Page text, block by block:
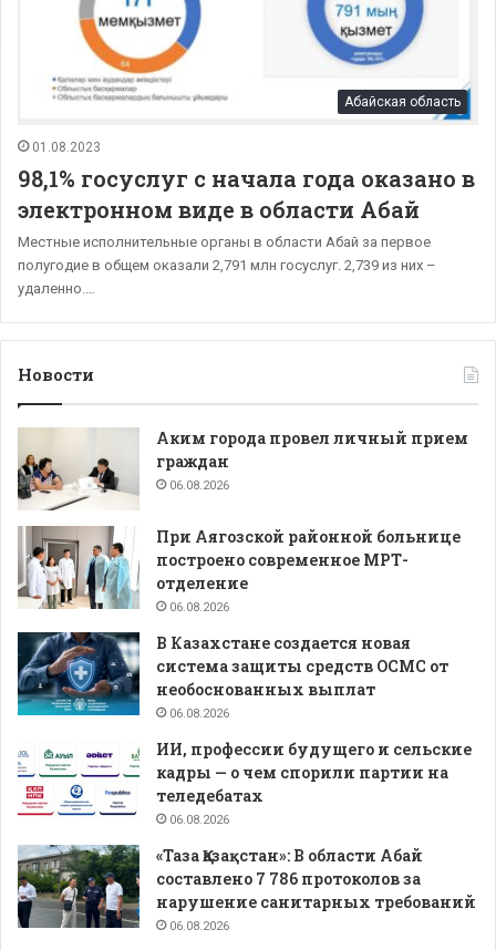
Абайская область
01.08.2023
98,1% госуслуг с начала года оказано в
электронном виде в области Абай
Местные исполнительные органы в области Абай за первое
полугодие в общем оказали 2,791 млн госуслуг. 2,739 из них –
удаленно.…
Новости
Аким города провел личный прием
граждан
06.08.2026
При Аягозской районной больнице
построено современное МРТ-
отделение
06.08.2026
В Казахстане создается новая
система защиты средств ОСМС от
необоснованных выплат
06.08.2026
ИИ, профессии будущего и сельские
кадры — о чем спорили партии на
теледебатах
06.08.2026
«Таза Қазақстан»: В области Абай
составлено 7 786 протоколов за
нарушение санитарных требований
06.08.2026